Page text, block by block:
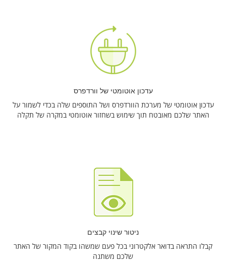
עדכון אוטומטי של וורדפרס
עדכון אוטומטי של מערכת הוורדפרס ושל התוספים שלה בכדי לשמור על
האתר שלכם מאובטח תוך שימוש בשחזור אוטומטי במקרה של תקלה
ניטור שינוי קבצים
קבלו התראה בדואר אלקטרוני בכל פעם שמשהו בקוד המקור של האתר
שלכם משתנה